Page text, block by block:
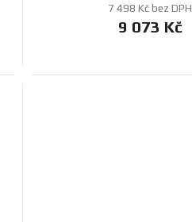
7 498 Kč bez DPH
9 073 Kč